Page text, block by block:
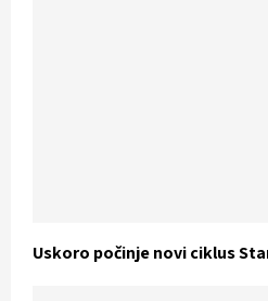
Uskoro počinje novi ciklus